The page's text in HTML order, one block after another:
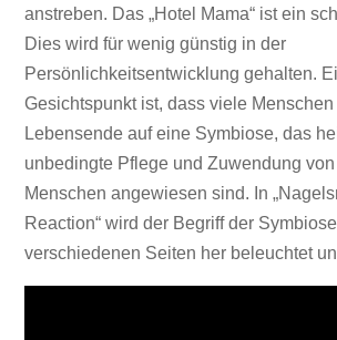
anstreben. Das „Hotel Mama“ ist ein
Dies wird für wenig günstig in der
Persönlichkeitsentwicklung gehalten.
Gesichtspunkt ist, dass viele
Lebensende auf eine Symbiose, das
unbedingte Pflege und Zuwendung
Menschen angewiesen sind. In
Reaction“ wird der Begriff der
verschiedenen Seiten her beleuchtet